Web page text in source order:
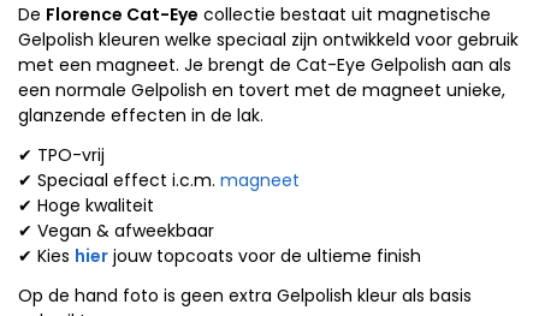
De Florence Cat-Eye collectie bestaat uit magnetische
Gelpolish kleuren welke speciaal zijn ontwikkeld voor gebruik
met een magneet. Je brengt de Cat-Eye Gelpolish aan als
een normale Gelpolish en tovert met de magneet unieke,
glanzende effecten in de lak.
✔ TPO-vrij
✔ Speciaal effect i.c.m. magneet
✔ Hoge kwaliteit
✔ Vegan & afweekbaar
✔ Kies hier jouw topcoats voor de ultieme finish
Op de hand foto is geen extra Gelpolish kleur als basis